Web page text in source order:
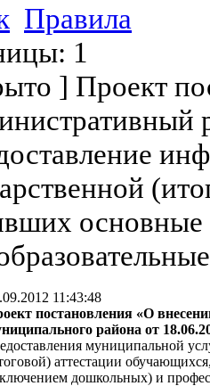
Правила
1
] Проект
11:43:48
постановления «О
района от
муниципальной
аттестации
дошкольных) и